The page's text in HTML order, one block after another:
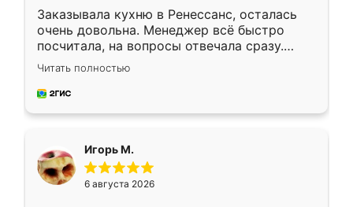
Заказывала кухню в Ренессанс, осталась
очень довольна. Менеджер всё быстро
посчитала, на вопросы отвечала сразу.
Замерщик приехал в субботу, подошёл к
делу со всей ответственностью. Собрали
за день, ребята работали аккуратно, даже
Читать полностью
Игорь М.
6 августа 2026